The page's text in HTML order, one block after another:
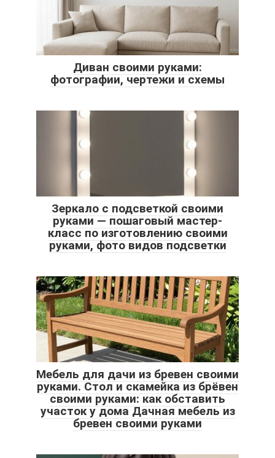
Диван своими руками:
фотографии, чертежи и схемы
Зеркало с подсветкой своими
руками — пошаговый мастер-
класс по изготовлению своими
руками, фото видов подсветки
Мебель для дачи из бревен своими
руками. Стол и скамейка из брёвен
своими руками: как обставить
участок у дома Дачная мебель из
бревен своими руками